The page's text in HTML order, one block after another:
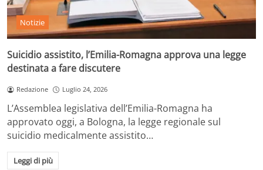
Notizie
Suicidio assistito, l’Emilia-Romagna approva una legge
destinata a fare discutere
Redazione Luglio 24, 2026
L’Assemblea legislativa dell’Emilia-Romagna ha
approvato oggi, a Bologna, la legge regionale sul
suicidio medicalmente assistito…
Leggi di più